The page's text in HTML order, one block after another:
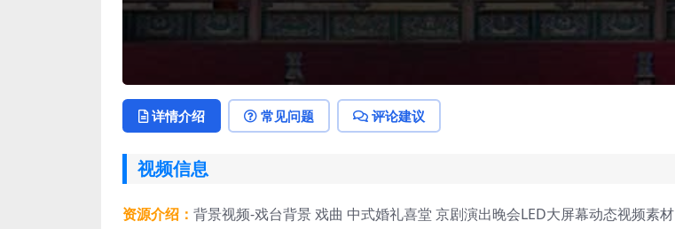
详情介绍 常见问题 评论建议
视频信息
资源介绍： 背景视频-戏台背景 戏曲 中式婚礼喜堂 京剧演出晚会LED大屏幕动态视频素材